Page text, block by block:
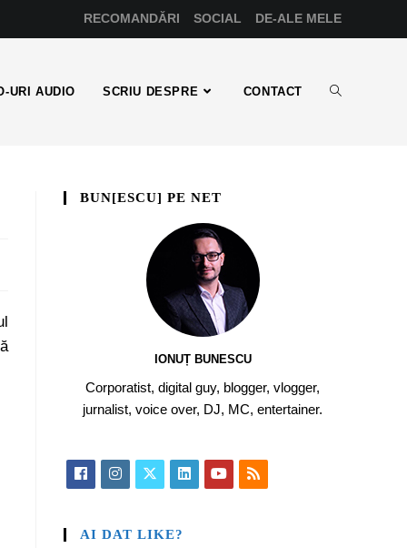
RECOMANDĂRI SOCIAL DE-ALE MELE
URI AUDIO SCRIU DESPRE CONTACT
BUN[ESCU] PE NET
IONUȚ BUNESCU
Corporatist, digital guy, blogger, vlogger,
jurnalist, voice over, DJ, MC, entertainer.
AI DAT LIKE?